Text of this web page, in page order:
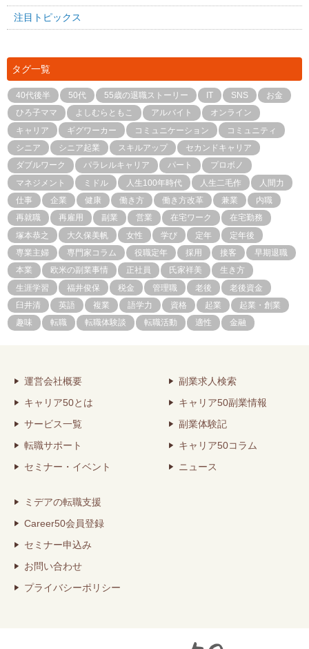
注目トピックス
タグ一覧
40代後半 50代 55歳の退職ストーリー IT SNS
お金
ひろ子ママ
よしむらともこ アルバイト
オンライン
キャリア
ギグワーカー コミュニケーション
コミュニティ
シニア
シニア起業 スキルアップ
セカンドキャリア
ダブルワーク
パラレルキャリア パート
プロボノ
マネジメント
ミドル 人生100年時代 人生二毛作
人間力
仕事
企業 健康 働き方 働き方改革 兼業
内職
再就職
再雇用 副業 営業 在宅ワーク
在宅勤務
塚本恭之
大久保美帆 女性 学び 定年
定年後
専業主婦
専門家コラム 役職定年 採用 接客
早期退職
本業
欧米の副業事情 正社員 氏家祥美
生き方
生涯学習
福井俊保 税金 管理職 老後
老後資金
臼井清
英語 複業 語学力 資格 起業
起業・創業
趣味
転職 転職体験談 転職活動 適性 金融
運営会社概要
キャリア50とは
サービス一覧
転職サポート
セミナー・イベント
副業求人検索
キャリア50副業情報
副業体験記
キャリア50コラム
ニュース
ミデアの転職支援
Career50会員登録
セミナー申込み
お問い合わせ
プライバシーポリシー